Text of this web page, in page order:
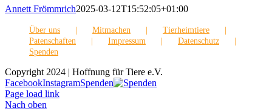
Annett Frömmrich2025-03-12T15:52:05+01:00
Über uns Mitmachen
Tierheimtiere
Patenschaften
Impressum
Datenschutz
Spenden
Copyright 2024 | Hoffnung für Tiere e.V.
FacebookInstagramSpenden
Page load link
Nach oben